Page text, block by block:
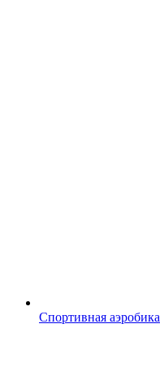
Спортивная аэробика